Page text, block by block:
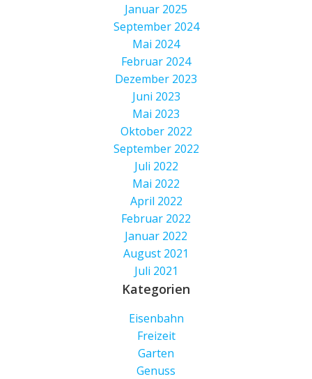
Januar 2025
September 2024
Mai 2024
Februar 2024
Dezember 2023
Juni 2023
Mai 2023
Oktober 2022
September 2022
Juli 2022
Mai 2022
April 2022
Februar 2022
Januar 2022
August 2021
Juli 2021
Kategorien
Eisenbahn
Freizeit
Garten
Genuss